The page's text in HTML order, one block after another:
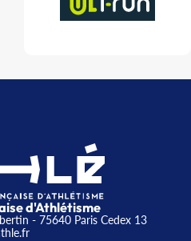
d'Athlétisme
- 75640 Paris Cedex 13